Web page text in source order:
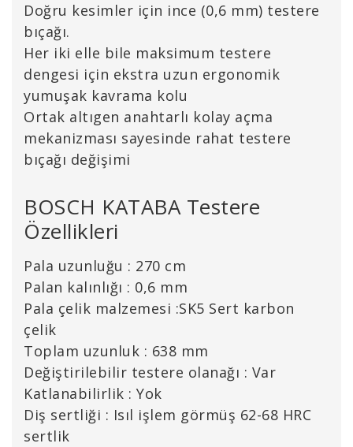
Doğru kesimler için ince (0,6 mm) testere
bıçağı.
Her iki elle bile maksimum testere
dengesi için ekstra uzun ergonomik
yumuşak kavrama kolu
Ortak altıgen anahtarlı kolay açma
mekanizması sayesinde rahat testere
bıçağı değişimi
BOSCH KATABA Testere
Özellikleri
Pala uzunluğu : 270 cm
Palan kalınlığı : 0,6 mm
Pala çelik malzemesi :SK5 Sert karbon
çelik
Toplam uzunluk : 638 mm
Değiştirilebilir testere olanağı : Var
Katlanabilirlik : Yok
Diş sertliği : Isıl işlem görmüş 62-68 HRC
sertlik